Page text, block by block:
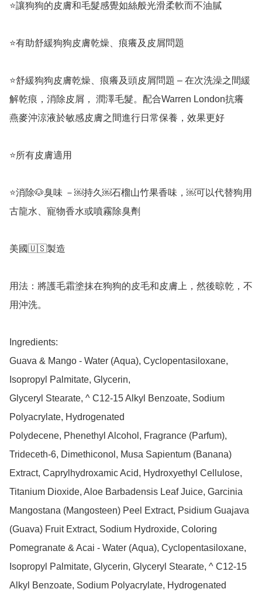
⭐️讓狗狗的皮膚和毛髮感覺如絲般光滑柔軟而不油膩
⭐️有助舒緩狗狗皮膚乾燥、痕癢及皮屑問題
⭐️舒緩狗狗皮膚乾燥、痕癢及頭皮屑問題 – 在次洗澡之間緩
解乾痕，消除皮屑， 潤澤毛髮。配合Warren London抗癢
燕麥沖涼液於敏感皮膚之間進行日常保養，效果更好
⭐️所有皮膚適用
⭐️消除🐶臭味 －￼持久￼石榴山竹果香味，￼可以代替狗用
古龍水、寵物香水或噴霧除臭劑
美國🇺🇸製造
用法：將護毛霜塗抹在狗狗的皮毛和皮膚上，然後晾乾，不
用沖洗。
Ingredients:
Guava & Mango - Water (Aqua), Cyclopentasiloxane,
Isopropyl Palmitate, Glycerin,
Glyceryl Stearate, ^ C12-15 Alkyl Benzoate, Sodium
Polyacrylate, Hydrogenated
Polydecene, Phenethyl Alcohol, Fragrance (Parfum),
Trideceth-6, Dimethiconol, Musa Sapientum (Banana)
Extract, Caprylhydroxamic Acid, Hydroxyethyl Cellulose,
Titanium Dioxide, Aloe Barbadensis Leaf Juice, Garcinia
Mangostana (Mangosteen) Peel Extract, Psidium Guajava
(Guava) Fruit Extract, Sodium Hydroxide, Coloring
Pomegranate & Acai - Water (Aqua), Cyclopentasiloxane,
Isopropyl Palmitate, Glycerin, Glyceryl Stearate, ^ C12-15
Alkyl Benzoate, Sodium Polyacrylate, Hydrogenated